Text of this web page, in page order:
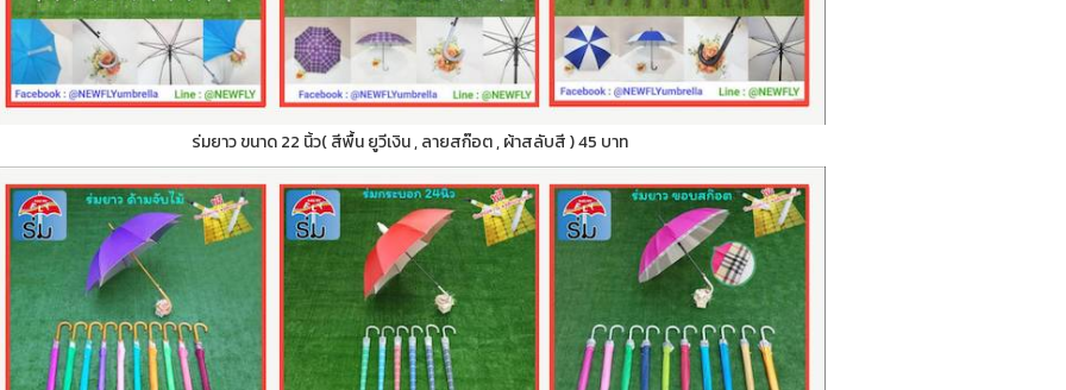
ร่มยาว ขนาด 22 นิ้ว( สีพื้น ยูวีเงิน , ลายสก๊อต , ผ้าสลับสี ) 45 บาท